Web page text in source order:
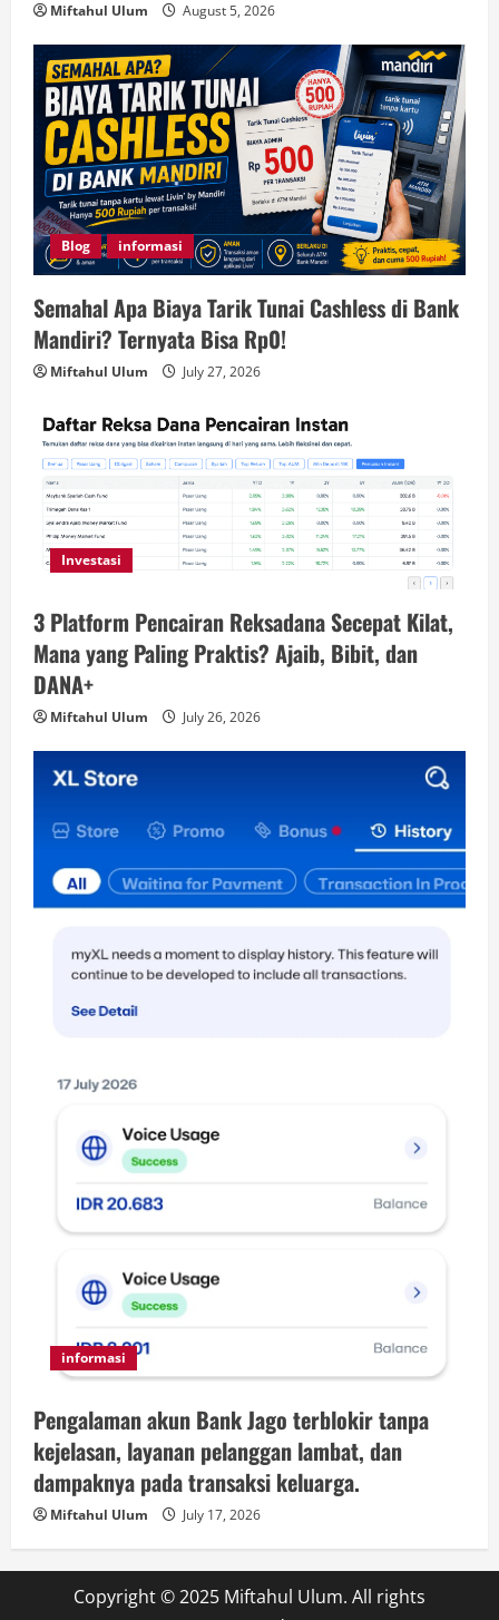
Miftahul Ulum August 5, 2026
Blog informasi
Semahal Apa Biaya Tarik Tunai Cashless di Bank
Mandiri? Ternyata Bisa Rp0!
Miftahul Ulum July 27, 2026
Investasi
3 Platform Pencairan Reksadana Secepat Kilat,
Mana yang Paling Praktis? Ajaib, Bibit, dan
DANA+
Miftahul Ulum July 26, 2026
informasi
Pengalaman akun Bank Jago terblokir tanpa
kejelasan, layanan pelanggan lambat, dan
dampaknya pada transaksi keluarga.
Miftahul Ulum July 17, 2026
Copyright © 2025 Miftahul Ulum. All rights